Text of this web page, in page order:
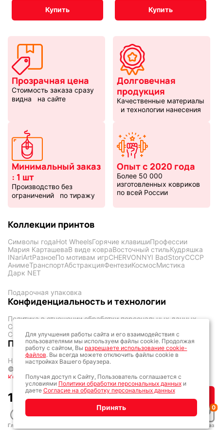
1 500₽ Купить
Главная
0
Заказ
Купить Купить
Прозрачная цена
Стоимость заказа сразу
видна на сайте
Долговечная
продукция
Качественные материалы
и технологии нанесения
Минимальный заказ
: 1 шт
Производство без
ограничений по тиражу
Опыт с 2020 года
Более 50 000
изготовленных ковриков
по всей России
Коллекции принтов
Символы годаHot WheelsГорячие клавишиПрофессии
Мария КарташеваВ виде ковраВосточный стильКудряшка
INariArtРазноеПо мотивам игрCHERVONNYI BadStoryСССР
АнимеТранспортАбстракцияФентезиКосмосМистика
Дарк NET
Подарочная упаковка
Конфиденциальность и технологии
Политика в отношении обработки персональных данных
Согласие на обработку персональных данных
Согласие на обработку файлов cookies
Покупателю
Наши работыПокупателюКонтакты
©2020-2026 —
KOMP
Контакты
+7 915 228-39-95
г. Москва, метро Волгоградский, проспект
Скотопрогонная 35с1
Для улучшения работы сайта и его взаимодействия с
пользователями мы используем файлы cookie. Продолжая
работу с сайтом, Вы разрешаете использование cookie-
файлов. Вы всегда можете отключить файлы cookie в
настройках Вашего браузера.
Получая доступ к Сайту, Пользователь соглашается с
условиями Политики обработки персональных данныхи
даете Согласие на обработку персональных данных
Принять